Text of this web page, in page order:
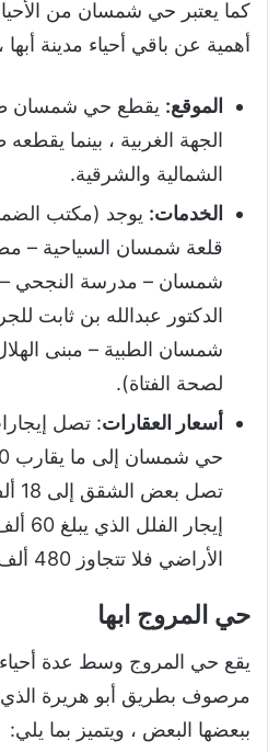
كما يعتبر حي شمسان من
أهمية عن باقي أحياء مدينة أبها
الموقع: يقطع حي شمسان
الجهة الغربية ، بينما
الشمالية والشرقية.
الخدمات: يوجد (مكتب
قلعة شمسان السياحية –
شمسان – مدرسة النجحي –
الدكتور عبدالله بن ثابت
شمسان الطبية – مبنى
لصحة الفتاة).
أسعار العقارات: تصل
الأراضي فلا تتجاوز 480 ألف ريال. .
حي المروج ابها
يقع حي المروج وسط عدة
مرصوف بطريق أبو هريرة الذي
ببعضها البعض ، ويتميز بما يلي: